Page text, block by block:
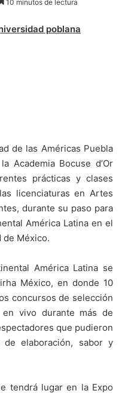
10 minutos de lectura
poblana
de las Américas Puebla
Academia Bocuse d’Or
prácticas y clases
licenciaturas en Artes
durante su paso para
América Latina en el
de México.
América Latina se
México, en donde 10
concursos de selección
en vivo durante más de
que pudieron
de elaboración, sabor y
tendrá lugar en la Expo